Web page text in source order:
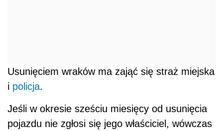
Usunięciem wraków ma zająć się straż miejska
i policja.
Jeśli w okresie sześciu miesięcy od usunięcia
pojazdu nie zgłosi się jego właściciel, wówczas